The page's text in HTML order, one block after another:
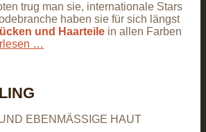
trug man sie, internationale Stars
haben sie für sich längst
und Haarteile in allen Farben
…
EBENMÄSSIGE HAUT